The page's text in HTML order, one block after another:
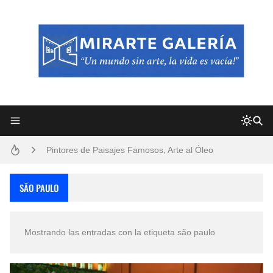
Pintores de Paisajes Famosos, Arte al Óleo
San Valentín Dibujos a Lápiz del 14 de Febrero
SÃO PAULO
Mostrando las entradas con la etiqueta são paulo